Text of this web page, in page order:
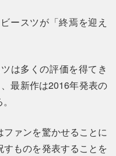
ースツが「終焉を迎え
は多くの評価を得てき
最新作は2016年発表の
ァンを驚かせることに
ものを発表することを